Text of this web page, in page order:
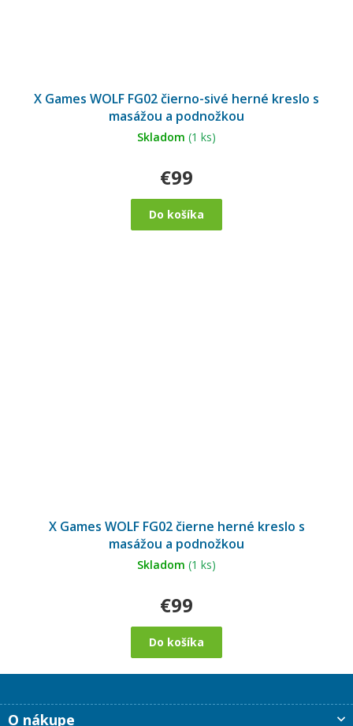
X Games WOLF FG02 čierno-sivé herné kreslo s
masážou a podnožkou
Skladom (1 ks)
€99
Do košíka
X Games WOLF FG02 čierne herné kreslo s
masážou a podnožkou
Skladom (1 ks)
€99
Do košíka
ZO nákupe